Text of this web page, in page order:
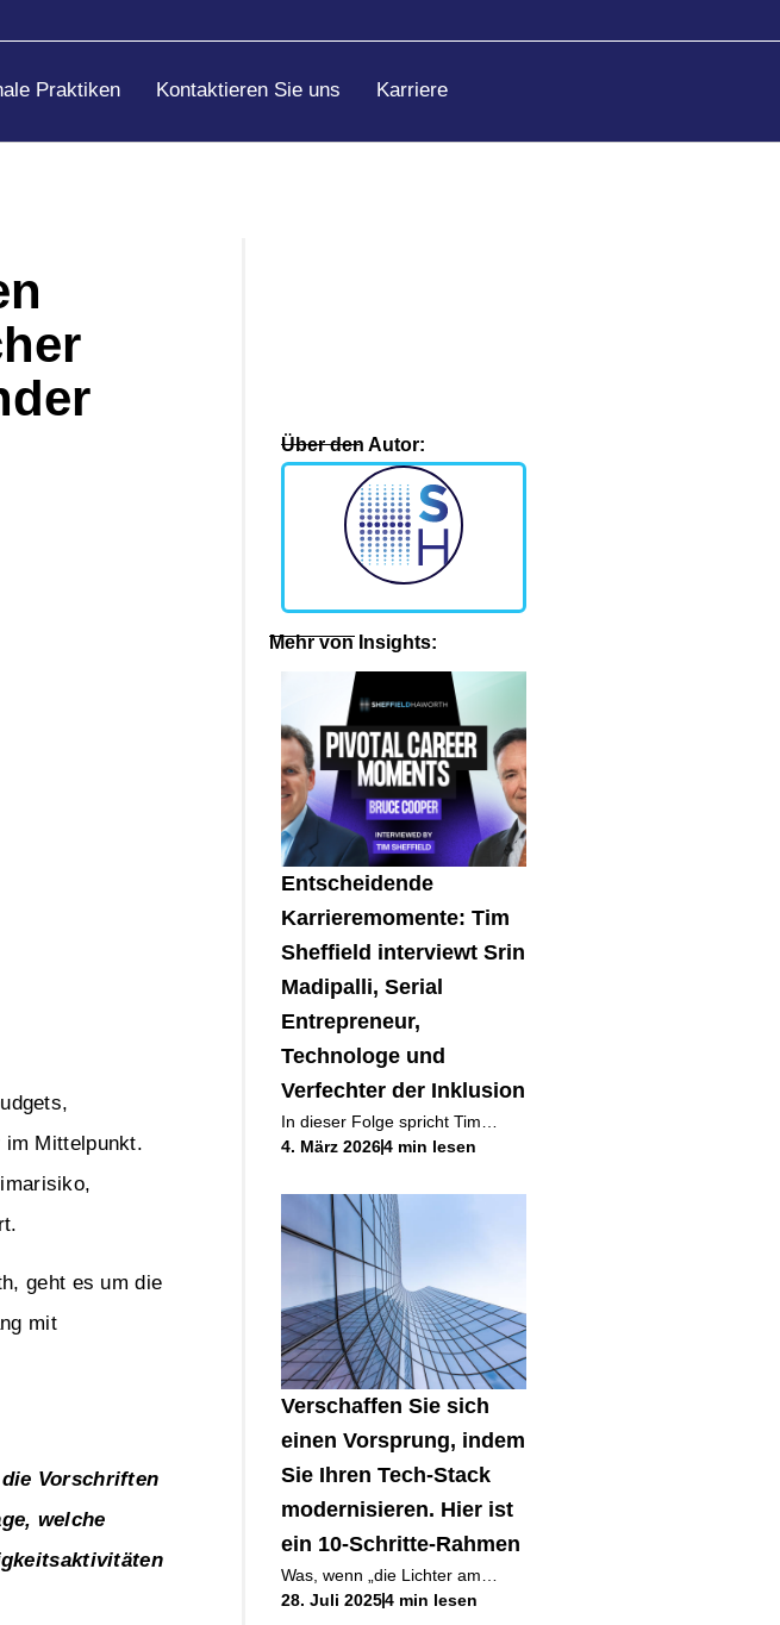
Praktiken Kontaktieren Sie uns Karriere
im Mittelpunkt.
geht es um die
mit
Vorschriften
welche
Über den Autor:
Mehr von Insights:
Entscheidende
Karrieremomente: Tim
Sheffield interviewt Srin
Madipalli, Serial
Entrepreneur,
Technologe und
Verfechter der Inklusion
In dieser Folge spricht Tim
Sheffield, Vorsitzender von
Madipalli, Serienunternehmer,
Technologe und Gründer von
People and
4. März 20264 min lesen
Verschaffen Sie sich
einen Vorsprung, indem
Sie Ihren Tech-Stack
modernisieren. Hier ist
ein 10-Schritte-Rahmen
Was, wenn „die Lichter am
Leuchten halten“ die Zukunft
28. Juli 20254 min lesen